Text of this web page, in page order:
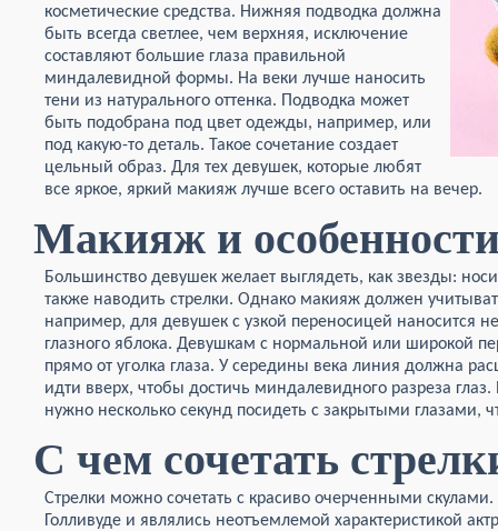
косметические средства. Нижняя подводка должна
быть всегда светлее, чем верхняя, исключение
составляют большие глаза правильной
миндалевидной формы. На веки лучше наносить
тени из натурального оттенка. Подводка может
быть подобрана под цвет одежды, например, или
под какую-то деталь. Такое сочетание создает
цельный образ. Для тех девушек, которые любят
все яркое, яркий макияж лучше всего оставить на вечер.
Макияж и
Большинство девушек желает выглядеть, как звезды:
также наводить стрелки. Однако макияж должен
например, для девушек с узкой переносицей наносится
глазного яблока. Девушкам с нормальной или широкой
прямо от уголка глаза. У середины века линия должна
идти вверх, чтобы достичь миндалевидного разреза
нужно несколько секунд посидеть с закрытыми глазами,
С чем сочетать
Стрелки можно сочетать с красиво очерченными
Голливуде и являлись неотъемлемой характеристикой